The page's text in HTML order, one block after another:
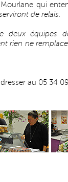
qui
de relais.
deux équipes
rien ne
au 05 34